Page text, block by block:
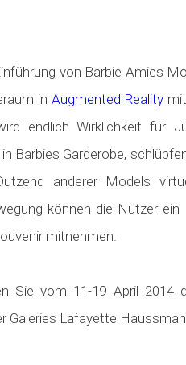
von Barbie Amies
in Augmented Realitymit
endlich Wirklichkeit für
Barbies Garderobe,
anderer Models
können die Nutzer
mitnehmen.
Sie vom 11-19 April 2014
Galeries Lafayette